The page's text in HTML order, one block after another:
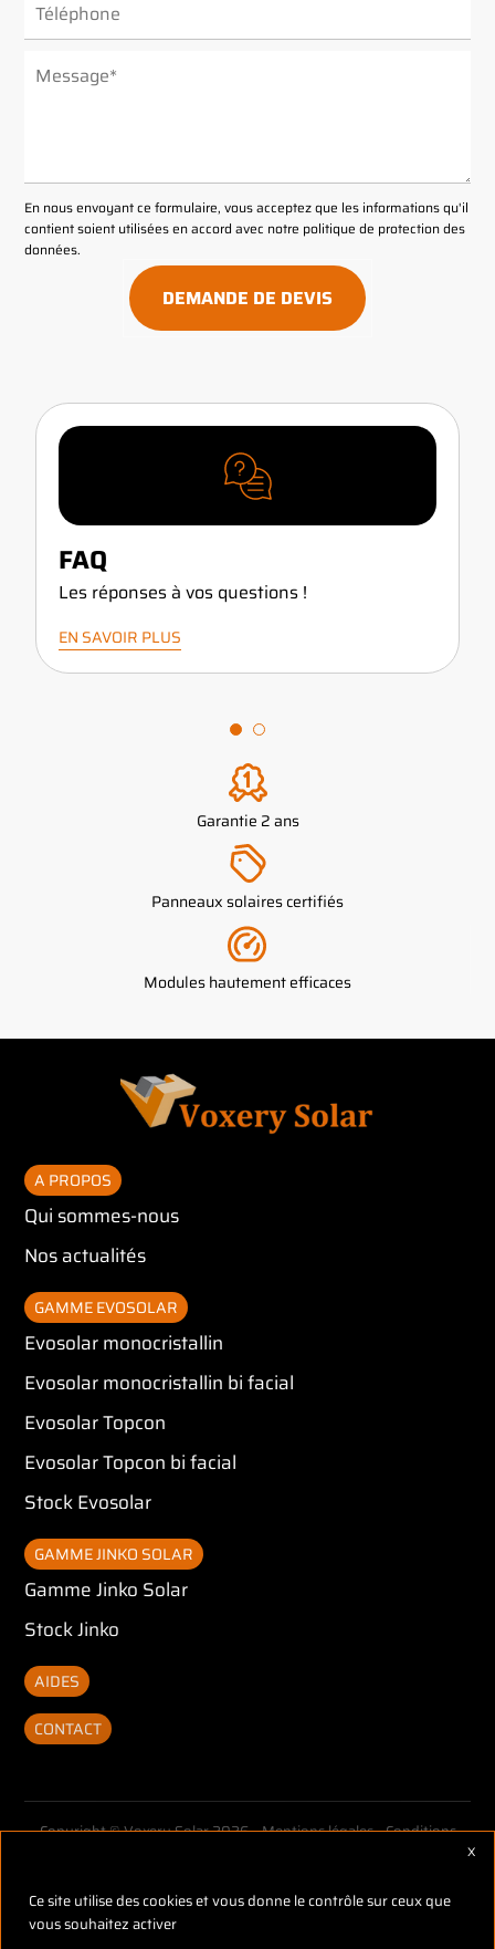
En nous envoyant ce formulaire, vous acceptez que les informations qu'il
contient soient utilisées en accord avec notre politique de protection des
données.
ALTERNATIVE:
FAQ
Les réponses à vos questions !
EN SAVOIR PLUS
Garantie 2 ans
Panneaux solaires certifiés
Modules hautement efficaces
A PROPOS
Qui sommes-nous
Nos actualités
GAMME EVOSOLAR
Evosolar monocristallin
Evosolar monocristallin bi facial
Evosolar Topcon
Evosolar Topcon bi facial
Stock Evosolar
GAMME JINKO SOLAR
Gamme Jinko Solar
Stock Jinko
AIDES
CONTACT
Copyright © Voxery Solar 2026 -Mentions légales-Conditions
Ce site utilise des cookies et vous donne le contrôle sur ceux que
vous souhaitez activer
X